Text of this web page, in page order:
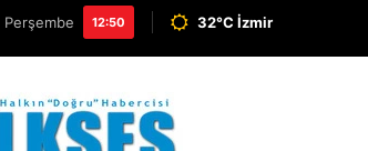
Perşembe 12:50 32°C İzmir